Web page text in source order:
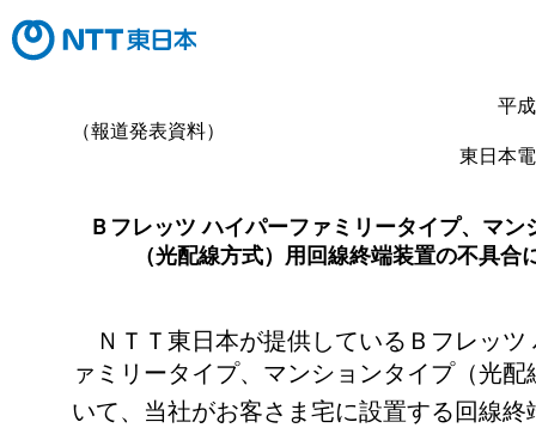
平
（報道発表資料）
東日本
Ｂフレッツ ハイパーファミリータイプ、マン
（光配線方式）用回線終端装置の不具合
ＮＴＴ東日本が提供しているＢフレッツ
ァミリータイプ、マンションタイプ（光配
いて、当社がお客さま宅に設置する回線終